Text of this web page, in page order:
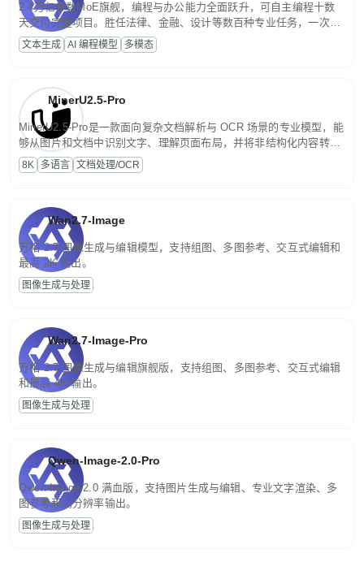
2.4万亿参数MoE旗舰，编程与办公能力全面跃升，可自主编程十数
天交付完整项目。胜任法律、金融、设计等数百种专业任务，一次对
话端到端交付生产级成果。原生视觉理解贯穿规划、执行与验证全流
程，支持超长文档与长视频的深度语义解析。长程任务中自主规划与
文本生成 AI 编程模型 多模态
MinerU2.5-Pro
MinerU2.5-Pro是一款面向复杂文档解析与 OCR 场景的专业模型，能
够从图片和文档中识别文字、理解页面布局，并将非结构化内容转换
为便于存储、检索和二次处理的结构化结果。
8K 多语言 文档处理/OCR
Wan2.7-Image
万相 2.7 图像生成与编辑模型，支持组图、多图参考、交互式编辑和
最高 2K 输出。
图像生成与处理
Wan2.7-Image-Pro
万相 2.7 图像生成与编辑旗舰版，支持组图、多图参考、交互式编辑
和最高 4K 输出。
图像生成与处理
Qwen-Image-2.0-Pro
Qwen-Image-2.0 满血版，支持图片生成与编辑、专业文字渲染、多
图参考和高分辨率输出。
图像生成与处理